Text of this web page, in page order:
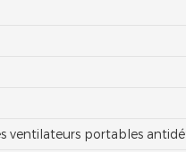
ventilateurs portables